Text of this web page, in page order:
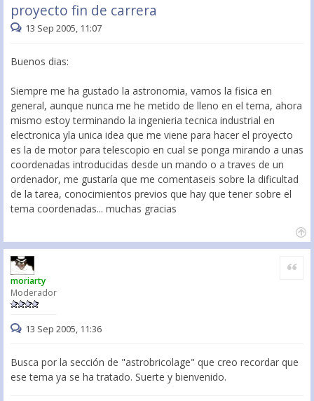
proyecto fin de carrera
13 Sep 2005, 11:07
Buenos dias:
Siempre me ha gustado la astronomia, vamos la fisica en
general, aunque nunca me he metido de lleno en el tema, ahora
mismo estoy terminando la ingenieria tecnica industrial en
electronica yla unica idea que me viene para hacer el proyecto
es la de motor para telescopio en cual se ponga mirando a unas
coordenadas introducidas desde un mando o a traves de un
ordenador, me gustaría que me comentaseis sobre la dificultad
de la tarea, conocimientos previos que hay que tener sobre el
tema coordenadas... muchas gracias
moriarty
Moderador
Citar
13 Sep 2005, 11:36
Busca por la sección de "astrobricolage" que creo recordar que
ese tema ya se ha tratado. Suerte y bienvenido.